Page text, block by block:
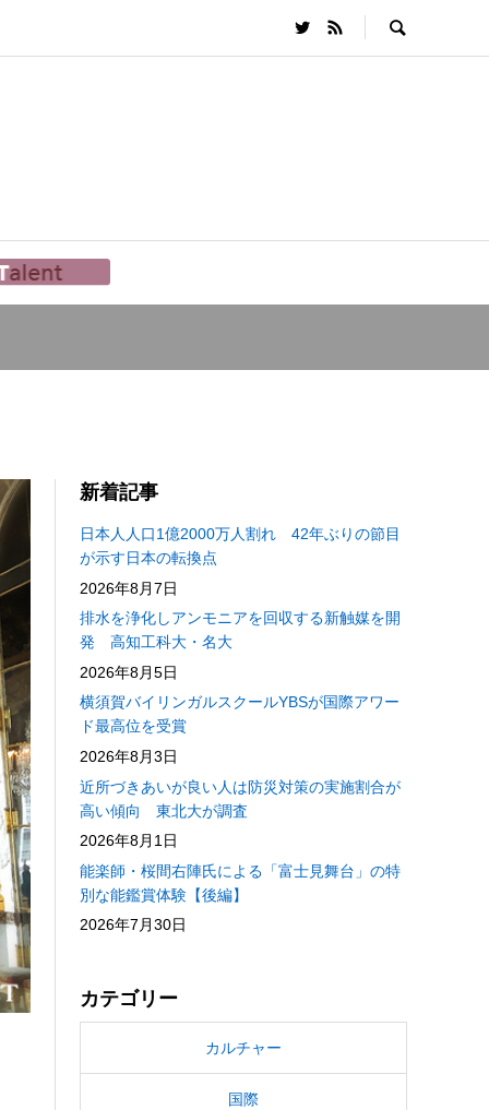
新着記事
日本人人口1億2000万人割れ 42年ぶりの節目
が示す日本の転換点
2026年8月7日
排水を浄化しアンモニアを回収する新触媒を開
発 高知工科大・名大
2026年8月5日
横須賀バイリンガルスクールYBSが国際アワー
ド最高位を受賞
2026年8月3日
近所づきあいが良い人は防災対策の実施割合が
高い傾向 東北大が調査
2026年8月1日
能楽師・桜間右陣氏による「富士見舞台」の特
別な能鑑賞体験【後編】
2026年7月30日
カテゴリー
カルチャー
国際